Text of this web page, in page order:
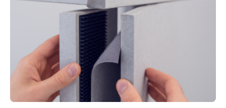
Textilbeton ist ein moderner Verbundwerkstoff, der aus
einer feinkörnigen Betonmatrix und einer textilen
Bewehrung besteht – meist aus Carbon-, Glas- oder
Basaltfasern. Anders als herkömmlicher Stahlbeton, bei
dem Stahlstäbe zur…